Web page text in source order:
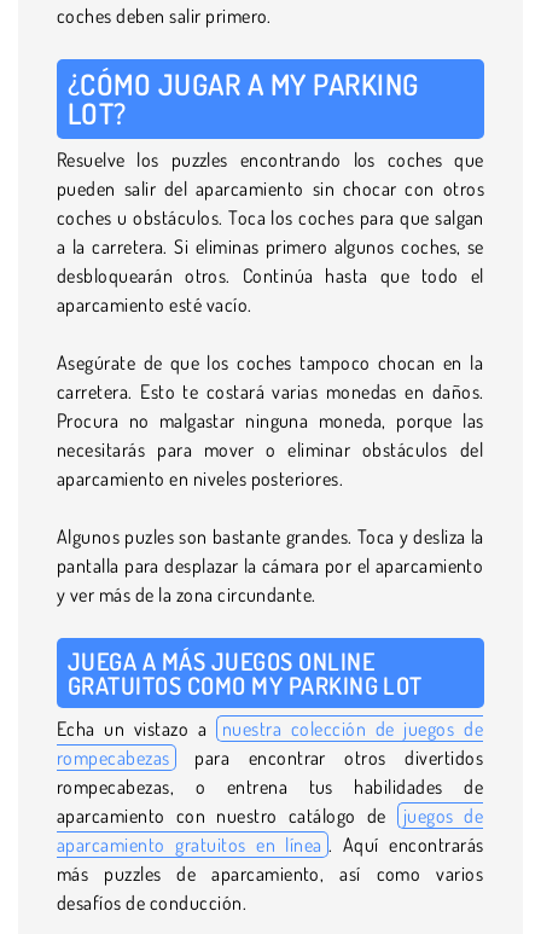
coches deben salir primero.
¿CÓMO JUGAR A MY PARKING
LOT?
Resuelve los puzzles encontrando los coches que
pueden salir del aparcamiento sin chocar con otros
coches u obstáculos. Toca los coches para que salgan
a la carretera. Si eliminas primero algunos coches, se
desbloquearán otros. Continúa hasta que todo el
aparcamiento esté vacío.
Asegúrate de que los coches tampoco chocan en la
carretera. Esto te costará varias monedas en daños.
Procura no malgastar ninguna moneda, porque las
necesitarás para mover o eliminar obstáculos del
aparcamiento en niveles posteriores.
Algunos puzles son bastante grandes. Toca y desliza la
pantalla para desplazar la cámara por el aparcamiento
y ver más de la zona circundante.
JUEGA A MÁS JUEGOS ONLINE
GRATUITOS COMO MY PARKING LOT
Echa un vistazo a
nuestra colección de juegos de
rompecabezas para encontrar otros divertidos
rompecabezas, o entrena tus habilidades de
aparcamiento con nuestro catálogo de
juegos de
aparcamiento gratuitos en línea . Aquí encontrarás
más puzzles de aparcamiento, así como varios
desafíos de conducción.